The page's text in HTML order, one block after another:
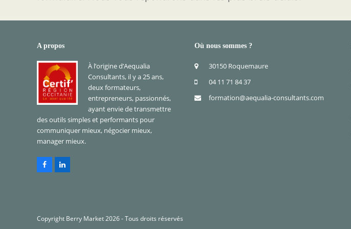
A propos
À l’origine d’Aequalia
Consultants, il y a 25 ans,
deux formateurs,
entrepreneurs, passionnés,
ayant envie de transmettre
des outils simples et performants pour
communiquer mieux, négocier mieux,
manager mieux.
FacebookLinkedIn
Où nous sommes ?
30150 Roquemaure
04 11 71 84 37
formation@aequalia-consultants.com
Copyright Berry Market2026 - Tous droits réservés